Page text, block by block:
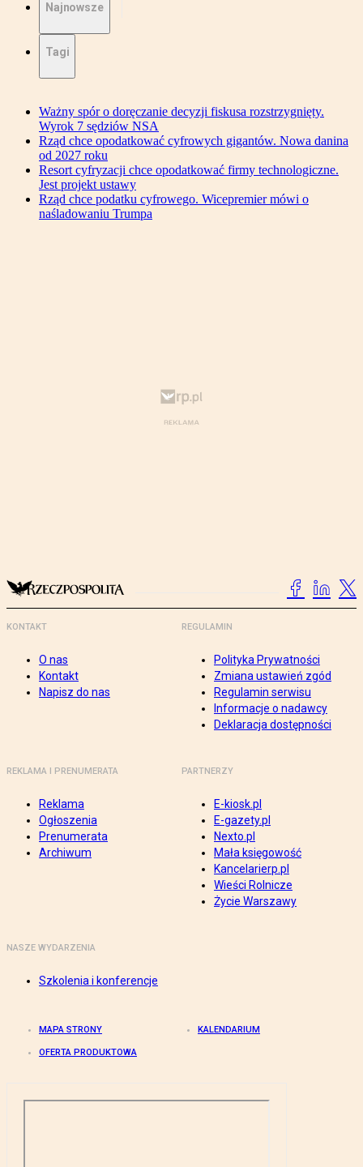
Najnowsze
Tagi
Ważny spór o doręczanie decyzji fiskusa rozstrzygnięty.
Wyrok 7 sędziów NSA
Rząd chce opodatkować cyfrowych gigantów. Nowa danina
od 2027 roku
Resort cyfryzacji chce opodatkować firmy technologiczne.
Jest projekt ustawy
Rząd chce podatku cyfrowego. Wicepremier mówi o
naśladowaniu Trumpa
KONTAKT
O nas
Kontakt
Napisz do nas
REGULAMIN
Polityka Prywatności
Zmiana ustawień zgód
Regulamin serwisu
Informacje o nadawcy
Deklaracja dostępności
REKLAMA I PRENUMERATA
Reklama
Ogłoszenia
Prenumerata
Archiwum
PARTNERZY
E-kiosk.pl
E-gazety.pl
Nexto.pl
Mała księgowość
Kancelarierp.pl
Wieści Rolnicze
Życie Warszawy
NASZE WYDARZENIA
Szkolenia i konferencje
MAPA STRONY KALENDARIUM
OFERTA PRODUKTOWA